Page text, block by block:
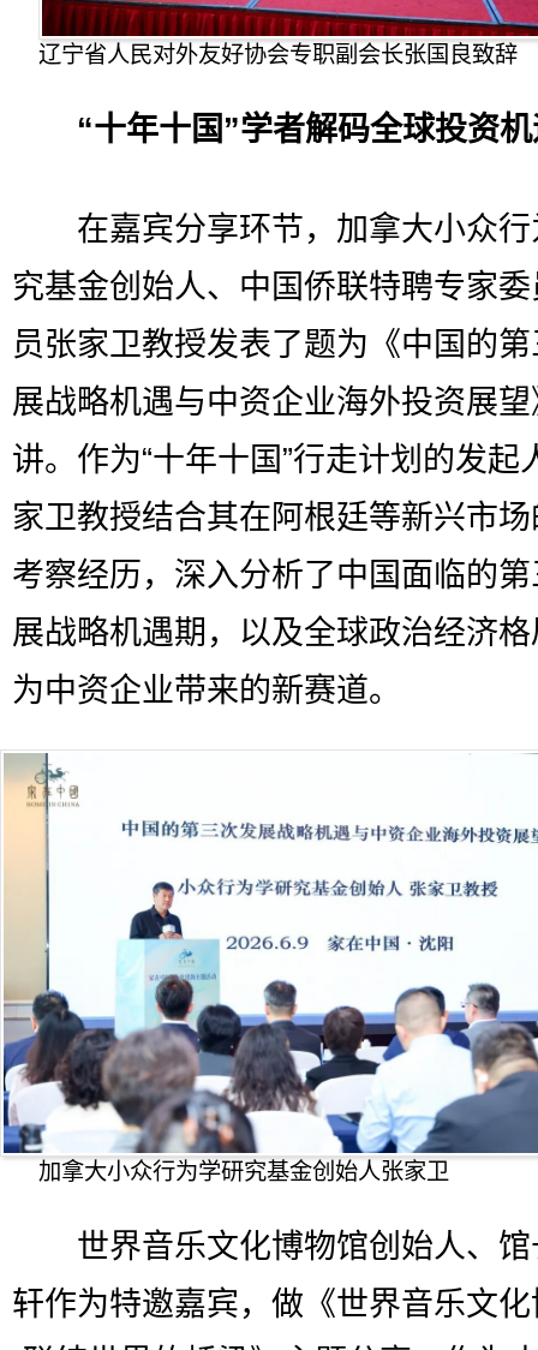
辽宁省人民对外友好协会专职副会长张国良致辞
“十年十国”学者解码全球投资
在嘉宾分享环节，加拿大小众行
究基金创始人、中国侨联特聘专家
员张家卫教授发表了题为《中国的
展战略机遇与中资企业海外投资展
讲。作为“十年十国”行走计划的发起
家卫教授结合其在阿根廷等新兴市
考察经历，深入分析了中国面临的
展战略机遇期，以及全球政治经济
为中资企业带来的新赛道。
加拿大小众行为学研究基金创始人张家卫
世界音乐文化博物馆创始人、馆
轩作为特邀嘉宾，做《世界音乐文